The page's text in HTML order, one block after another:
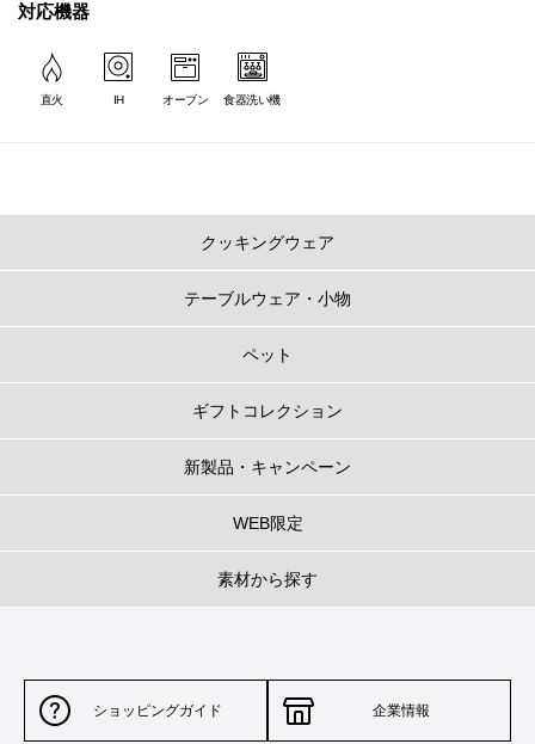
対応機器
直火 IH オーブン 食器洗い機
クッキングウェア
テーブルウェア・小物
ペット
ギフトコレクション
新製品・キャンペーン
WEB限定
素材から探す
ショッピングガイド 企業情報